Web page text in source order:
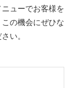
ューでお客様を
の機会にぜひな
い。